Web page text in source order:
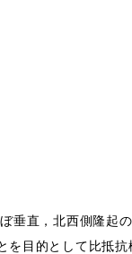
垂直，北西側隆起
を目的として比抵抗